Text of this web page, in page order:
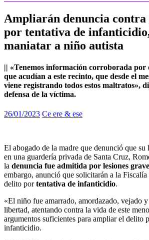
Ampliarán denuncia
por tentativa de
maniatar a niño autista
|| «Tenemos información corroborada por
que acudían a este recinto, que desde el
viene registrando todos estos maltratos»,
defensa de la víctima.
26/01/2023 Ce ere & ese
El abogado de la madre que denunció que
en una guardería privada de Santa Cruz,
la denuncia fue admitida por lesiones
embargo, anunció que solicitarán a la
delito portentativa de infanticidio.
«El niño fue amarrado, amordazado, vejado
libertad, atentando contra la vida de este
argumentos suficientes para ampliar el delito
infanticidio.